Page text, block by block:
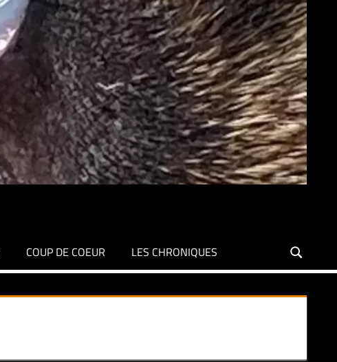
COUP DE COEUR LES CHRONIQUES